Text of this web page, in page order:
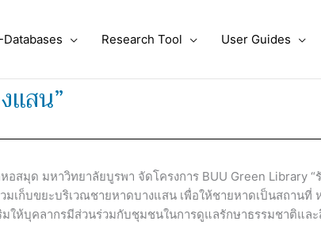
Databases Research Tool User Guides
แสน”
อสมุด มหาวิทยาลัยบูรพา จัดโครงการ BUU Green Library “
มเก็บขยะบริเวณชายหาดบางแสน เพื่อให้ชายหาดเป็นสถานที่
มให้บุคลากรมีส่วนร่วมกับชุมชนในการดูแลรักษาธรรมชาติแล